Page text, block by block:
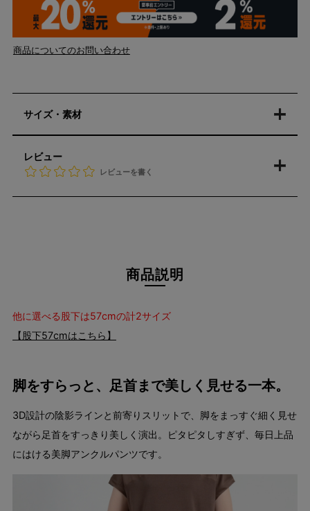
商品についてのお問い合わせ
サイズ・素材
レビュー
レビューを書く
商品説明
他に選べる股下は57cmの計2サイズ
【股下57cmはこちら】
脚をすらっと、足首まで美しく見せる一本。
3D設計の陰影ラインと前寄りスリットで、脚をまっすぐ細く見せ
ながら足首をすっきり美しく演出。ピタピタしすぎず、毎日上品
にはける美脚アンクルパンツです。